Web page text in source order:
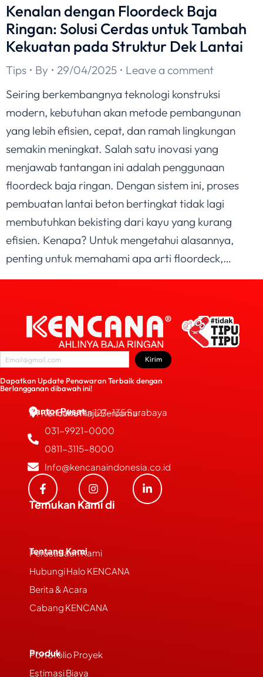
Kenalan dengan Floordeck Baja
Ringan: Solusi Cerdas untuk Tambah
Kekuatan pada Struktur Dek Lantai
Tips By 29/04/2025
Leave a comment
Seiring berkembangnya teknologi konstruksi
modern, kebutuhan akan metode pembangunan
yang lebih efisien, cepat, dan ramah lingkungan
semakin meningkat. Salah satu inovasi yang
menjawab tantangan ini adalah penggunaan
floordeck baja ringan. Dengan sistem ini, proses
pembuatan lantai beton bertingkat tidak lagi
membutuhkan bekisting dari kayu yang kurang
efisien. Kenapa? Untuk mengetahui alasannya,
penting untuk memahami apa arti floordeck,…
Dapatkan Update Penawaran Terbaik dengan
Berlangganan dibawah ini!
Kirim
Kantor Pusat
PT Kencana Maju Bersama
JL. Bubutan 127-135 Surabaya
031-9921-0000
0811-3115-8000
Info@kencanaindonesia.co.id
Temukan Kami di
Tentang Kami
Perusahaan Kami
Hubungi Halo KENCANA
Berita & Acara
Cabang KENCANA
Produk
Portofolio Proyek
Estimasi Biaya